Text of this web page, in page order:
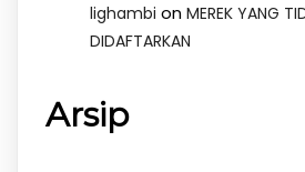
lighambi on MEREK YANG
DIDAFTARKAN
Arsip